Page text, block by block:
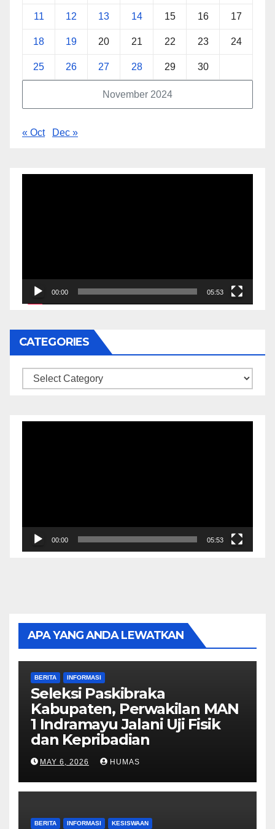
November 2024
11 12 13 14 15 16 17
18 19 20 21 22 23 24
25 26 27 28 29 30
« Oct Dec »
00:00 05:53
CATEGORIES
Categories
00:00 05:53
APA YANG ANDA LEWATKAN
BERITA INFORMASI
Seleksi Paskibraka
Kabupaten, Perwakilan MAN
1 Indramayu Jalani Uji Fisik
dan Kepribadian
MAY 6, 2026 HUMAS
BERITA INFORMASI KESISWAAN